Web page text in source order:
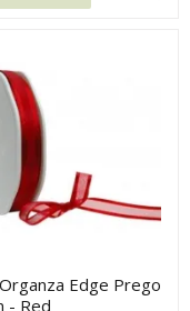
Edge Prego
- Red